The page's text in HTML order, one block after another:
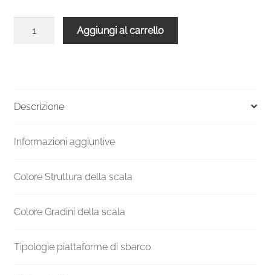
Ø
mm
Aggiungi al carrello
Descrizione
Informazioni aggiuntive
Colore Struttura della scala
Colore Gradini della scala
Tipologie piattaforme di sbarco